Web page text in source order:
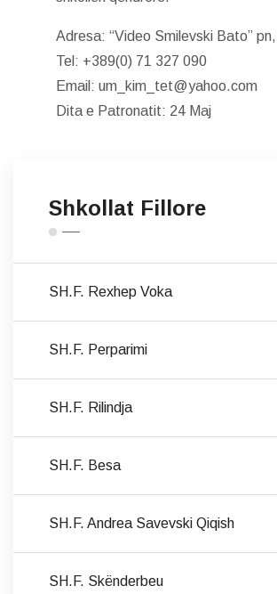
Adresa: “Video Smilevski Bato”
Tel: +389(0) 71 327 090
Email: um_kim_tet@yahoo.com
Dita e Patronatit: 24 Maj
Shkollat Fillore
SH.F. Rexhep Voka
SH.F. Perparimi
SH.F. Rilindja
SH.F. Besa
SH.F. Andrea Savevski Qiqish
SH.F. Skënderbeu